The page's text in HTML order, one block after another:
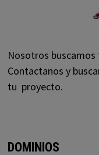
Nosotros
Contactanos y
tu proyecto.
DOMINIOS